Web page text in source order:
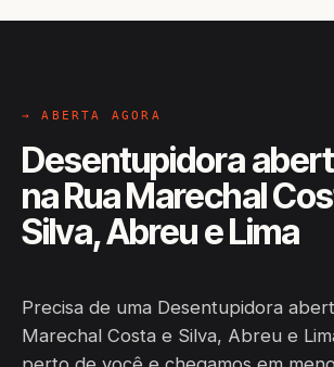
→ ABERTA AGORA
Desentupidora
na Rua Marechal
Silva, Abreu e Lima
Precisa de uma Desentupidora
Marechal Costa e Silva, Abreu e